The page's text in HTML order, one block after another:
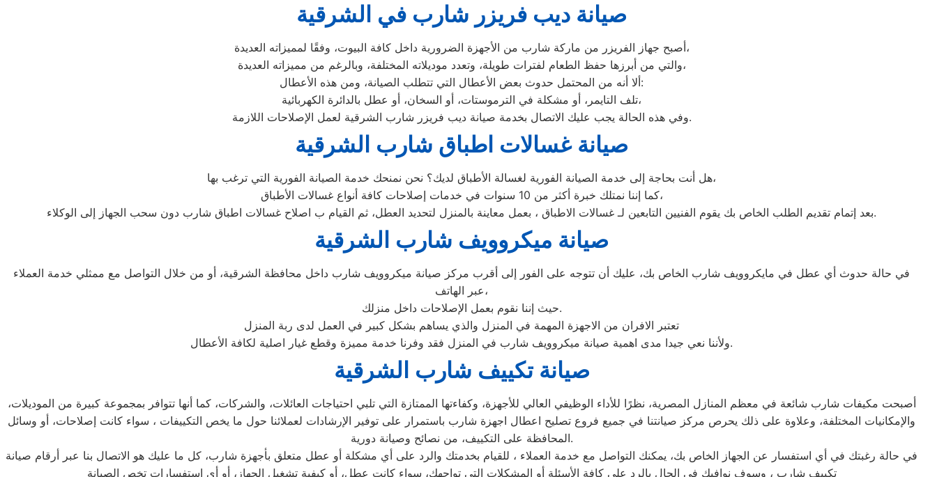
صيانة ديب فريزر شارب في الشرقية
أصبح جهاز الفريزر من ماركة شارب من الأجهزة الضرورية داخل كافة البيوت، وفقًا لمميزاته العديدة،
والتي من أبرزها حفظ الطعام لفترات طويلة، وتعدد موديلاته المختلفة، وبالرغم من مميزاته العديدة،
ألا أنه من المحتمل حدوث بعض الأعطال التي تتطلب الصيانة، ومن هذه الأعطال:
تلف التايمر، أو مشكلة في الترموستات، أو السخان، أو عطل بالدائرة الكهربائية،
وفي هذه الحالة يجب عليك الاتصال بخدمة صيانة ديب فريزر شارب الشرقية لعمل الإصلاحات اللازمة.
صيانة غسالات اطباق شارب الشرقية
هل أنت بحاجة إلى خدمة الصيانة الفورية لغسالة الأطباق لديك؟ نحن نمنحك خدمة الصيانة الفورية التي ترغب بها،
كما إننا نمتلك خبرة أكثر من 10 سنوات في خدمات إصلاحات كافة أنواع غسالات الأطباق،
بعد إتمام تقديم الطلب الخاص بك يقوم الفنيين التابعين لـ غسالات الاطباق ، بعمل معاينة بالمنزل لتحديد العطل، ثم القيام ب اصلاح غسالات اطباق شارب دون سحب الجهاز إلى الوكلاء.
صيانة ميكروويف شارب الشرقية
في حالة حدوث أي عطل في مايكروويف شارب الخاص بك، عليك أن تتوجه على الفور إلى أقرب مركز صيانة ميكروويف شارب داخل محافظة الشرقية، أو من خلال التواصل مع ممثلي خدمة العملاء
عبر الهاتف،
حيث إننا نقوم بعمل الإصلاحات داخل منزلك.
تعتبر الافران من الاجهزة المهمة في المنزل والذي يساهم بشكل كبير في العمل لدى ربة المنزل
ولأننا نعي جيدا مدى اهمية صيانة ميكروويف شارب في المنزل فقد وفرنا خدمة مميزة وقطع غيار اصلية لكافة الأعطال.
صيانة تكييف شارب الشرقية
أصبحت مكيفات شارب شائعة في معظم المنازل المصرية، نظرًا للأداء الوظيفي العالي للأجهزة، وكفاءتها الممتازة التي تلبي احتياجات العائلات، والشركات، كما أنها تتوافر بمجموعة كبيرة من الموديلات،
والإمكانيات المختلفة، وعلاوة على ذلك يحرص مركز صيانتنا في جميع فروع تصليح اعطال اجهزة شارب باستمرار على توفير الإرشادات لعملائنا حول ما يخص التكييفات ، سواء كانت إصلاحات، أو وسائل
المحافظة على التكييف، من نصائح وصيانة دورية.
في حالة رغبتك في أي استفسار عن الجهاز الخاص بك، يمكنك التواصل مع خدمة العملاء ، للقيام بخدمتك والرد على أي مشكلة أو عطل متعلق بأجهزة شارب، كل ما عليك هو الاتصال بنا عبر أرقام صيانة
تكييف شارب ، وسوف نوافيك في الحال بالرد على كافة الأسئلة أو المشكلات التي تواجهك، سواء كانت عطل، أو كيفية تشغيل الجهاز، أو أي استفسارات تخص الصيانة